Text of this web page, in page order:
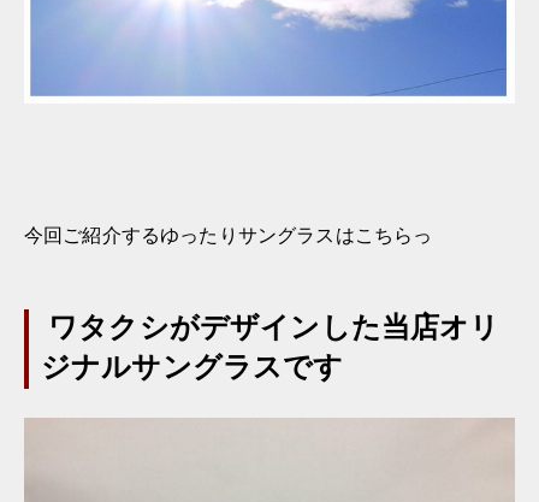
今回ご紹介するゆったりサングラスはこちらっ
ワタクシがデザインした当店オリ
ジナルサングラスです